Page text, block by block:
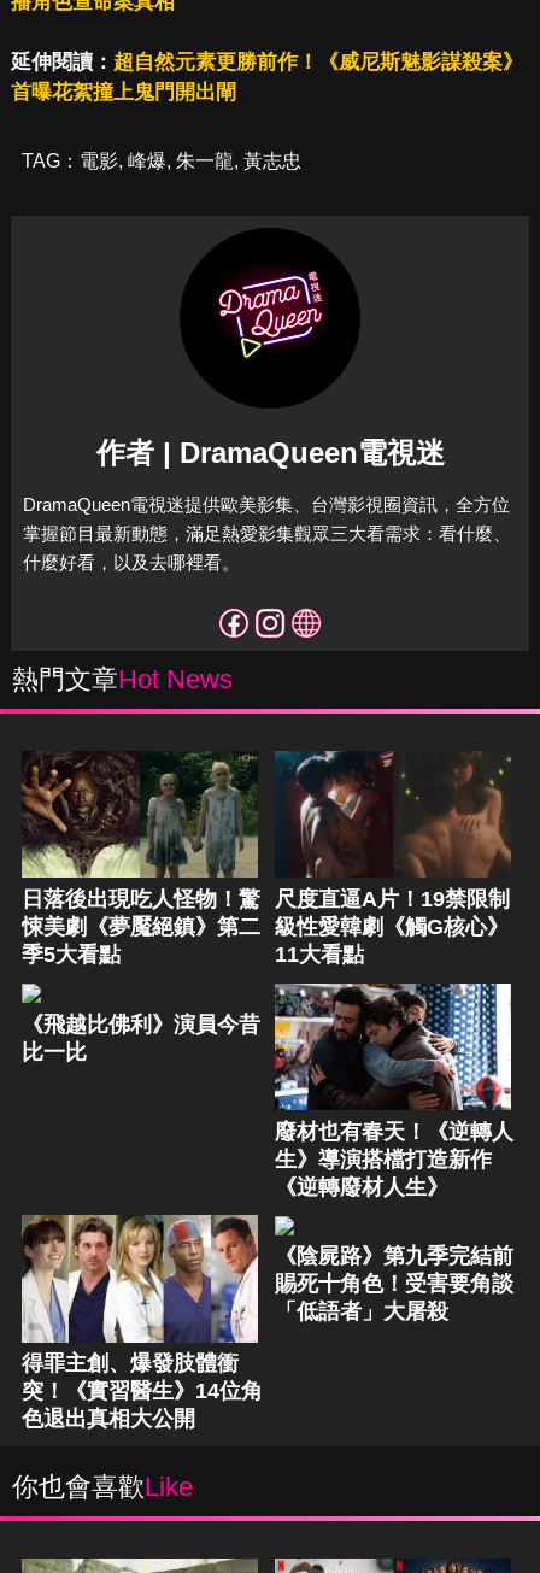
延伸閱讀： 超自然元素更勝前作！《威尼斯魅影謀殺案》
首曝花絮撞上鬼門開出閘
TAG： 電影, 峰爆, 朱一龍, 黃志忠
作者 | DramaQueen電視迷
DramaQueen電視迷提供歐美影集、台灣影視圈資訊，全方位
掌握節目最新動態，滿足熱愛影集觀眾三大看需求：看什麼、
什麼好看，以及去哪裡看。
熱門文章Hot News
日落後出現吃人怪物！驚
悚美劇《夢魘絕鎮》第二
季5大看點
尺度直逼A片！19禁限制
級性愛韓劇《觸G核心》
11大看點
《飛越比佛利》演員今昔
比一比
廢材也有春天！《逆轉人
生》導演搭檔打造新作
《逆轉廢材人生》
得罪主創、爆發肢體衝
突！《實習醫生》14位角
色退出真相大公開
《陰屍路》第九季完結前
賜死十角色！受害要角談
「低語者」大屠殺
你也會喜歡Like